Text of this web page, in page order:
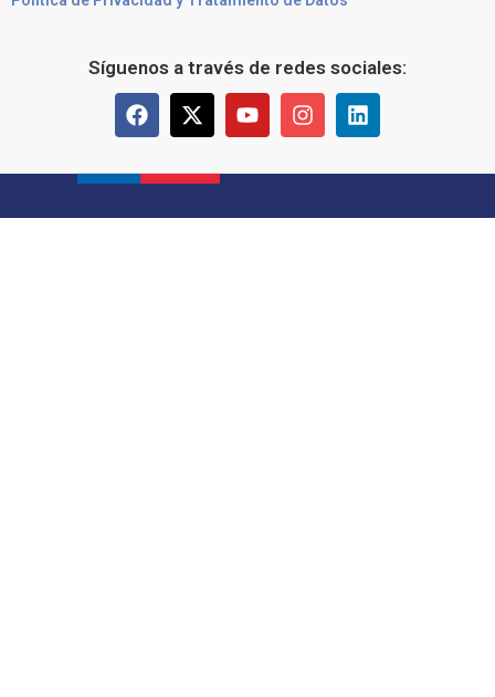
Síguenos a través de redes sociales: